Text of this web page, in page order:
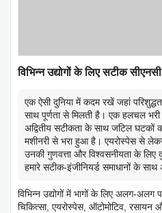
विभिन्न उद्योगों के लिए सटीक
एक ऐसी दुनिया में कदम रखें जहां
साथ पूर्णता से मिलती है। एक हलचल
अद्वितीय सटीकता के साथ जटिल घटकों
मशीनरी से भरा हुआ है। एयरोस्पेस से
उनकी गुणवत्ता और विश्वसनीयता के लिए
हमारे सटीक-इंजीनियर्ड समाधानों के
विभिन्न उद्योगों में भागों के लिए अलग-अलग
चिकित्सा, एयरोस्पेस, ऑटोमोटिव, रसायन